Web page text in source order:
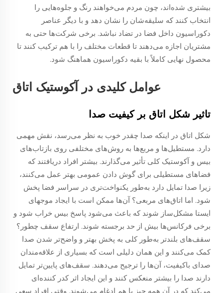
بیشتری شده‌اند، چون مردم می‌خواهند رنگ و جلوه‌هایی را
انتخاب کنند که سلیقه‌شان را نشان دهد و با دیگر عناصر
دکوراسیون داخل فضا در تضاد نباشد. برخی شرکت‌ها حتی به
مشتریان اجازه می‌دهند تا قطعات مختلف را با هم ترکیب کنند تا
محصول نهایی کاملاً با بقیه دکوراسیون هماهنگ شود.
عوامل کلیدی در آکوستیک اتاق
تاثیر شکل اتاق بر کیفیت صدا
شکل اتاق در اینکه صدا چقدر خوب به نظر می‌رسد، نقش مهمی
دارد. مستطیل‌ها و مربع‌ها به روش‌های مختلفی روی بازتاب‌های
بیس و آکوستیک کلی تأثیر می‌گذارند. بیشتر افراد دریافتند که
فضاهای مستطیلی برای گوش دادن عمومی بهتر عمل می‌کنند،
زیرا صدا تمایل دارد به‌طور یکنواخت‌تری در سراسر فضا پخش
شود. اما اتاق‌های مربعی؟ آن‌ها ممکن است با ایجاد موجهای
ایستا مشکل‌ساز شوند که باعث می‌شود پاسخ بیس خراب شود و
برخی فرکانس‌ها بیش از حد برجسته شوند. ارتفاع سقف چطور؟
سقف‌های بلندتر به‌طور کلی به پخش بهتر و واضح‌تر شدن صدا
کمک می‌کنند و این همان دلیلی است که بسیاری از علاقه‌مندان
صدای باکیفیت، آن‌ها را ترجیح می‌دهند. سقف‌های پایین‌تر تمایل
دارند صدا را بیشتر منعکس کنند و این ایجاد اثر کدر کننده‌ای
می‌کند که در آن همه چیز با هم ادغام می‌شوند. وقتی افراد سعی